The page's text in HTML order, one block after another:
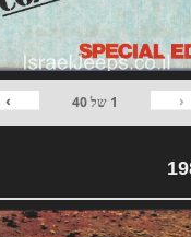
‹
1 של40
›